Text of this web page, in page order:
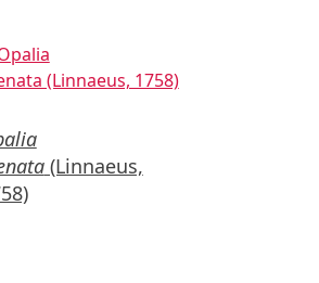
(Linnaeus,